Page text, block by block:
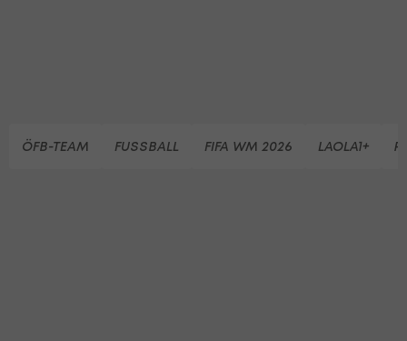
ÖFB-TEAM FUSSBALL FIFA WM 2026 LAOLA1+